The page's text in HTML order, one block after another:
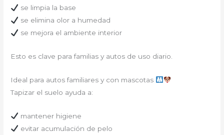
se limpia la base
se elimina olor a humedad
se mejora el ambiente interior
Esto es clave para familias y autos de uso diario.
Ideal para autos familiares y con mascotas
Tapizar el suelo ayuda a:
mantener higiene
evitar acumulación de pelo